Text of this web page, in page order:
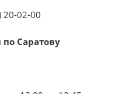
20-02-00
Саратову